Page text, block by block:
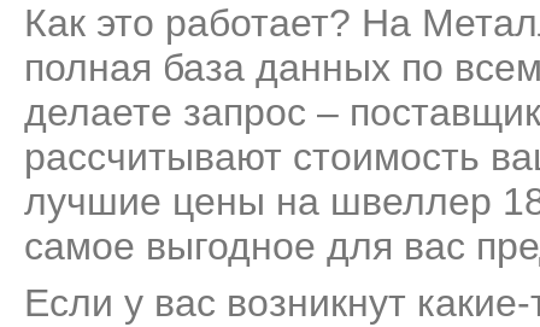
Как это работает? На
полная база данных по
делаете запрос –
рассчитывают стоимость
лучшие цены на швеллер
самое выгодное для вас
Если у вас возникнут